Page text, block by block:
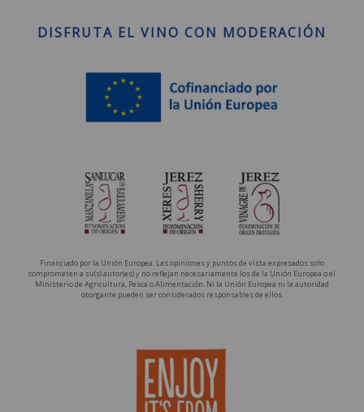
DISFRUTA EL VINO CON MODERACIÓN
Financiado por la Unión Europea. Las opiniones y puntos de vista expresados solo
comprometen a su(s) autor(es) y no reflejan necesariamente los de la Unión Europea o el
Ministerio de Agricultura, Pesca o Alimentación. Ni la Unión Europea ni la autoridad
otorgante pueden ser considerados responsables de ellos.